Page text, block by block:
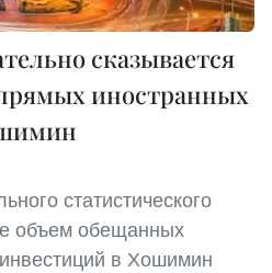
сказывается
иностранных
статистического
объем обещанных
в Хошимин